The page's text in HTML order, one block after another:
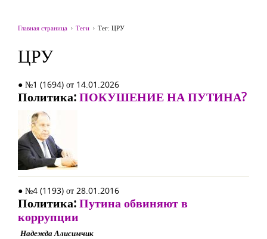
Главная страница Теги Тег: ЦРУ
ЦРУ
● №1 (1694) от 14.01.2026
Политика:ПОКУШЕНИЕ НА ПУТИНА?
● №4 (1193) от 28.01.2016
Политика:Путина обвиняют в
коррупции
Надежда Алисимчик